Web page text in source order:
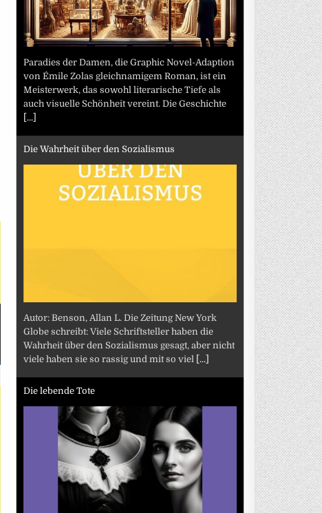
Paradies der Damen, die Graphic Novel-Adaption
von Émile Zolas gleichnamigem Roman, ist ein
Meisterwerk, das sowohl literarische Tiefe als
auch visuelle Schönheit vereint. Die Geschichte
[...]
Die Wahrheit über den Sozialismus
Autor: Benson, Allan L. Die Zeitung New York
Globe schreibt: Viele Schriftsteller haben die
Wahrheit über den Sozialismus gesagt, aber nicht
viele haben sie so rassig und mit so viel [...]
Die lebende Tote